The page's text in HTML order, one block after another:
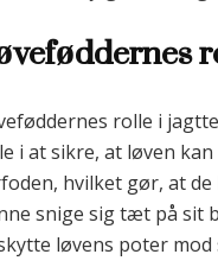
rolle i
i at sikre, at løven
hvilket gør, at
snige sig tæt på sit
løvens poter